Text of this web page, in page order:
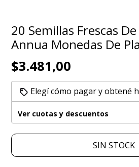
20 Semillas Frescas
Annua Monedas De
$3.481,00
Elegí cómo pagar y obtené
Ver cuotas y descuentos
SIN STOCK